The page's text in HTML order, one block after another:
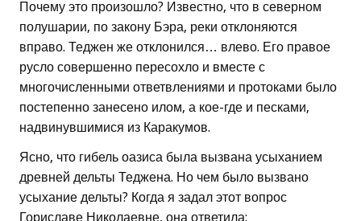
Почему это произошло? Известно, что в северном
полушарии, по закону Бэра, реки отклоняются
вправо. Теджен же отклонился… влево. Его правое
русло совершенно пересохло и вместе с
многочисленными ответвлениями и протоками было
постепенно занесено илом, а кое-где и песками,
надвинувшимися из Каракумов.
Ясно, что гибель оазиса была вызвана усыханием
древней дельты Теджена. Но чем было вызвано
усыхание дельты? Когда я задал этот вопрос
Гориславе Николаевне, она ответила: